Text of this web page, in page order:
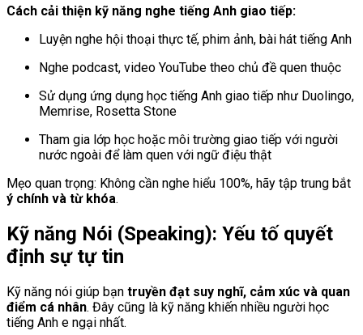
Cách cải thiện kỹ năng nghe tiếng Anh giao tiếp:
Luyện nghe hội thoại thực tế, phim ảnh, bài hát tiếng Anh
Nghe podcast, video YouTube theo chủ đề quen thuộc
Sử dụng ứng dụng học tiếng Anh giao tiếp như Duolingo,
Memrise, Rosetta Stone
Tham gia lớp học hoặc môi trường giao tiếp với người
nước ngoài để làm quen với ngữ điệu thật
Mẹo quan trọng: Không cần nghe hiểu 100%, hãy tập trung bắt
ý chính và từ khóa.
Kỹ năng Nói (Speaking): Yếu tố quyết
định sự tự tin
Kỹ năng nói giúp bạn truyền đạt suy nghĩ, cảm xúc và quan
điểm cá nhân. Đây cũng là kỹ năng khiến nhiều người học
tiếng Anh e ngại nhất.